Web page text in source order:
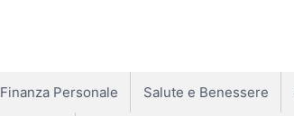
Finanza Personale Salute e Benessere